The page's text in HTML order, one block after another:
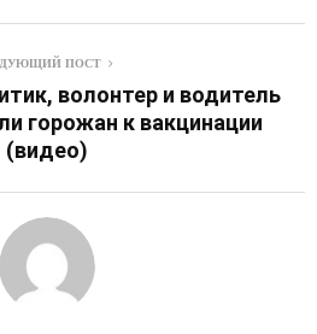
ПОСТ
волонтер и водитель
горожан к вакцинации
(видео)